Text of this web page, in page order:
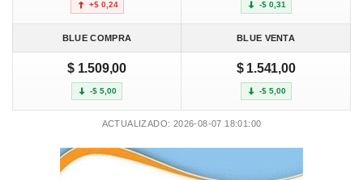
+$ 0,24 -$ 0,31
BLUE COMPRA BLUE VENTA
$ 1.509,00
-$ 5,00
$ 1.541,00
-$ 5,00
ACTUALIZADO: 2026-08-07 18:01:00